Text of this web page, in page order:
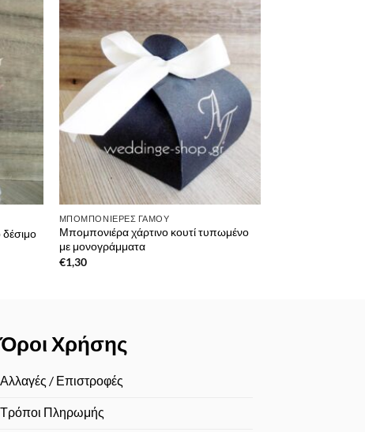
λίστα
Πρόσθήκη
στην λίστα
επιθυμιών
ΜΠΟΜΠΟΝΙΈΡΕΣ ΓΆΜΟΥ
Μπομπονιέρα χάρτινο κουτί τυπωμένο
με μονογράμματα
€1,30
Όροι Χρήσης
Αλλαγές / Επιστροφές
Τρόποι Πληρωμής